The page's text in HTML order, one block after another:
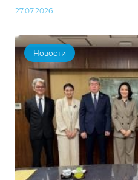
27.07.2026
Новости